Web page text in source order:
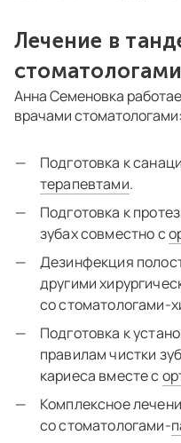
Лечение в
стоматологами
Анна Семеновка
врачами стоматологами:
Подготовка к
терапевтами.
Подготовка к
зубах совместно с
Дезинфекция
другими
со стоматологами-
Подготовка к
правилам чистки
кариеса вместе с
Комплексное
со стоматологами-